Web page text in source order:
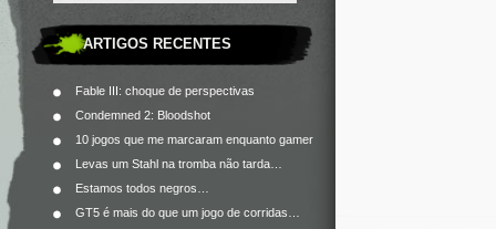
ARTIGOS RECENTES
Fable III: choque de perspectivas
Condemned 2: Bloodshot
10 jogos que me marcaram enquanto gamer
Levas um Stahl na tromba não tarda…
Estamos todos negros…
GT5 é mais do que um jogo de corridas…